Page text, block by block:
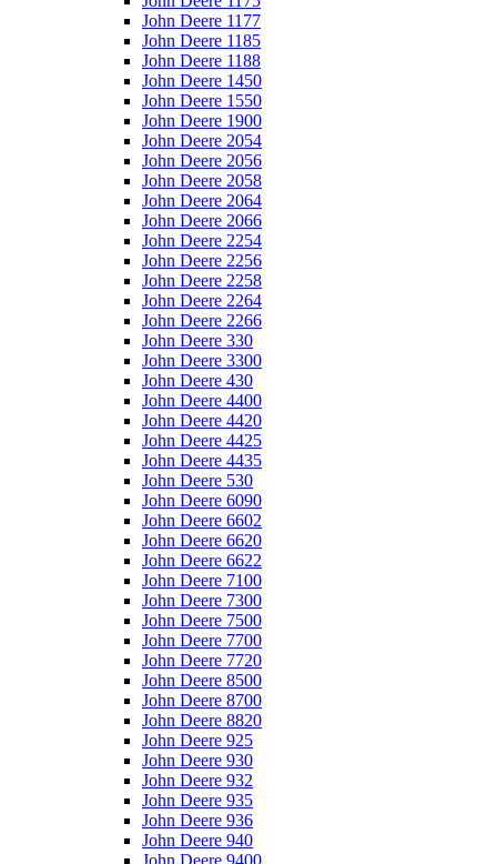
John Deere 1177
John Deere 1185
John Deere 1188
John Deere 1450
John Deere 1550
John Deere 1900
John Deere 2054
John Deere 2056
John Deere 2058
John Deere 2064
John Deere 2066
John Deere 2254
John Deere 2256
John Deere 2258
John Deere 2264
John Deere 2266
John Deere 330
John Deere 3300
John Deere 430
John Deere 4400
John Deere 4420
John Deere 4425
John Deere 4435
John Deere 530
John Deere 6090
John Deere 6602
John Deere 6620
John Deere 6622
John Deere 7100
John Deere 7300
John Deere 7500
John Deere 7700
John Deere 7720
John Deere 8500
John Deere 8700
John Deere 8820
John Deere 925
John Deere 930
John Deere 932
John Deere 935
John Deere 936
John Deere 940
John Deere 9400